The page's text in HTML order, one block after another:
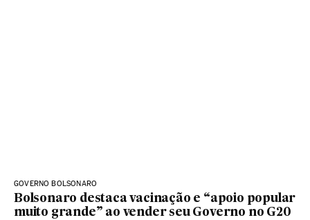
GOVERNO BOLSONARO
Bolsonaro destaca vacinação e “apoio popular
muito grande” ao vender seu Governo no G20